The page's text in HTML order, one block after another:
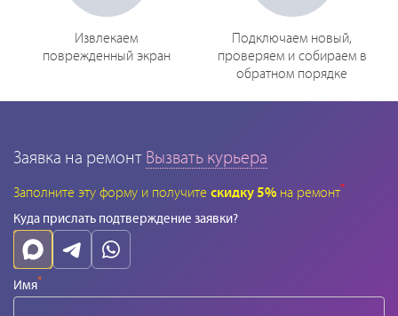
Извлекаем
поврежденный экран
Подключаем новый,
проверяем и собираем в
обратном порядке
Заявка на ремонт Вызвать курьера
Заполните эту форму и получите скидку 5% на ремонт*
Куда прислать подтверждение заявки?
Имя*